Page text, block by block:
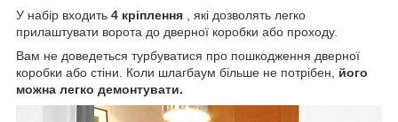
У набір входить 4 кріплення , які дозволять легко
прилаштувати ворота до дверної коробки або проходу.
Вам не доведеться турбуватися про пошкодження дверної
коробки або стіни. Коли шлагбаум більше не потрібен, його
можна легко демонтувати.